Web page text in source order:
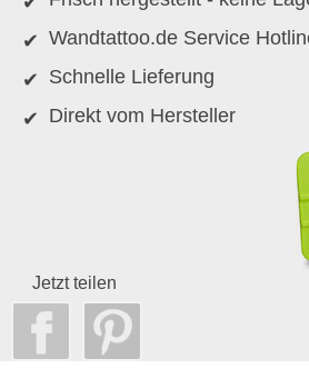
Wandtattoo.de Service
Schnelle Lieferung
Direkt vom Hersteller
Jetzt teilen